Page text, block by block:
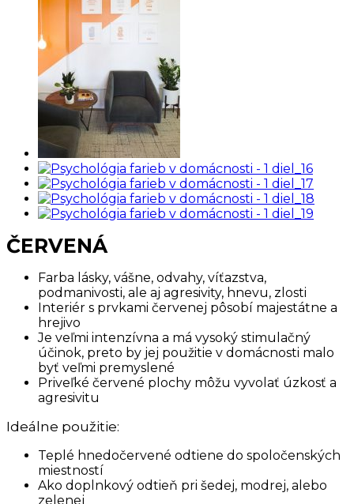
ČERVENÁ
Farba lásky, vášne, odvahy, víťazstva,
podmanivosti, ale aj agresivity, hnevu, zlosti
Interiér s prvkami červenej pôsobí majestátne a
hrejivo
Je veľmi intenzívna a má vysoký stimulačný
účinok, preto by jej použitie v domácnosti malo
byť veľmi premyslené
Priveľké červené plochy môžu vyvolať úzkosť a
agresivitu
Ideálne použitie:
Teplé hnedočervené odtiene do spoločenských
miestností
Ako doplnkový odtieň pri šedej, modrej, alebo
zelenej